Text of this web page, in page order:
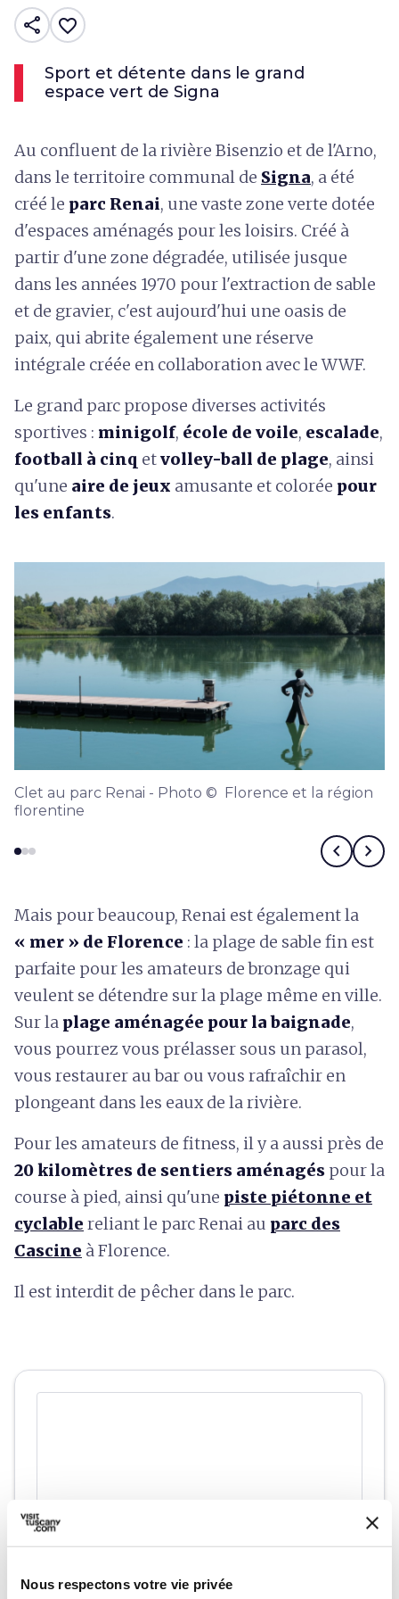
Nous respectons votre vie privée
share favorite_border
Sport et détente dans le grand
espace vert de Signa
Au confluent de la rivière Bisenzio et de l'Arno,
dans le territoire communal de Signa, a été
créé le parc Renai, une vaste zone verte dotée
d'espaces aménagés pour les loisirs. Créé à
partir d'une zone dégradée, utilisée jusque
dans les années 1970 pour l'extraction de sable
et de gravier, c'est aujourd'hui une oasis de
paix, qui abrite également une réserve
intégrale créée en collaboration avec le WWF.
Le grand parc propose diverses activités
sportives : minigolf, école de voile, escalade,
football à cinq etvolley-ball de plage, ainsi
qu'une aire de jeux amusante et colorée pour
les enfants.
Clet au parc Renai - Photo © Florence et la région
florentine
chevron_left chevron_right
Mais pour beaucoup, Renai est également la
« mer » de Florence : la plage de sable fin est
parfaite pour les amateurs de bronzage qui
veulent se détendre sur la plage même en ville.
Sur la plage aménagée pour la baignade,
vous pourrez vous prélasser sous un parasol,
vous restaurer au bar ou vous rafraîchir en
plongeant dans les eaux de la rivière.
Pour les amateurs de fitness, il y a aussi près de
20 kilomètres de sentiers aménagés pour la
course à pied, ainsi qu'une piste piétonne et
cyclable reliant le parc Renai au parc des
Cascine à Florence.
Il est interdit de pêcher dans le parc.